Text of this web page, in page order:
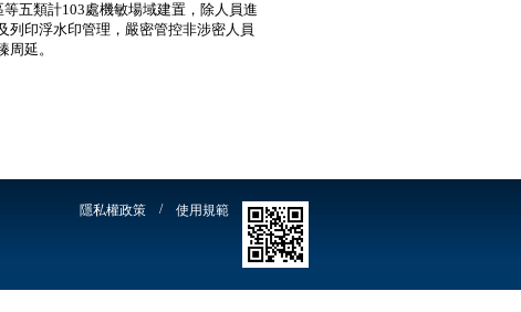
五類計103處機敏場域建置， 除人員進
列印浮水印管理， 嚴密管控非涉密人員
周延。
使用規範
/
隱私權政策